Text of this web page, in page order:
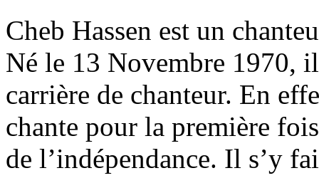
Cheb Hassen est un
Né le 13 Novembre 1970,
carrière de chanteur. En
chante pour la première
de l’indépendance. Il s’y